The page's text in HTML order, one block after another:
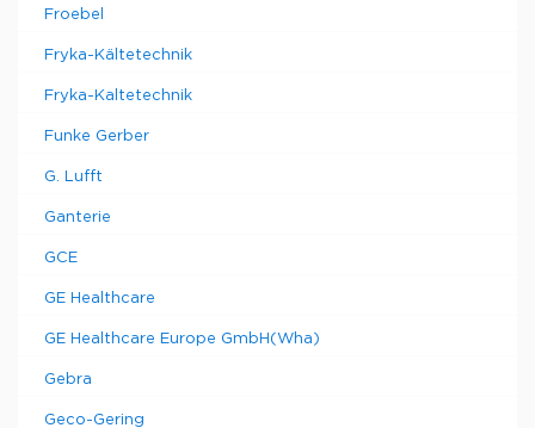
Froebel
Fryka-Kältetechnik
Fryka-Kaltetechnik
Funke Gerber
G. Lufft
Ganterie
GCE
GE Healthcare
GE Healthcare Europe GmbH(Wha)
Gebra
Geco-Gering